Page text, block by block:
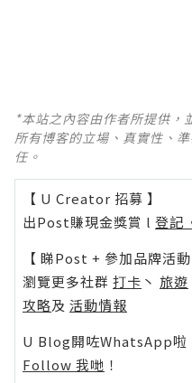
*本站之內容由作者所提供，
所有博客的立場、真實性、
任。
【 U Creator 招募 】
出Post賺現金獎賞 l 登記
【 睇Post + 參加品牌活動
瀏覽更多社群 打卡 丶 旅遊
攻略及 活動情報
U Blog開咗WhatsApp啦
Follow 我哋 ！